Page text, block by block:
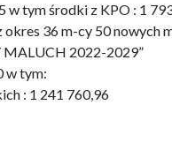
w tym środki z KPO : 1
36 m-cy 50 nowych
MALUCH 2022-2029”
w tym:
: 1 241 760,96